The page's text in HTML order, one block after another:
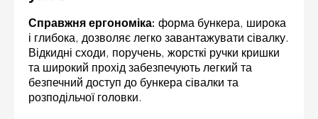
Справжня ергономіка: форма бункера, широка
і глибока, дозволяє легко завантажувати сівалку.
Відкидні сходи, поручень, жорсткі ручки кришки
та широкий прохід забезпечують легкий та
безпечний доступ до бункера сівалки та
розподільчої головки.